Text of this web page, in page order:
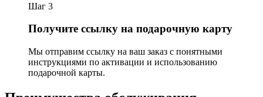
Шаг 3
Получите ссылку на подарочную карту
Мы отправим ссылку на ваш заказ с понятными
инструкциями по активации и использованию
подарочной карты.